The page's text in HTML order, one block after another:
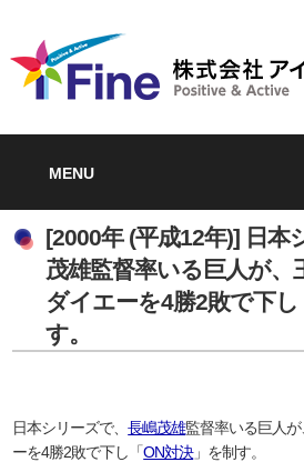
MENU
[2000年 (平成12年)] 日本
茂雄監督率いる巨人が、
ダイエーを4勝2敗で下し
す。
日本シリーズで、長嶋茂雄監督率いる巨人が
ーを4勝2敗で下し「ON対決」を制す。